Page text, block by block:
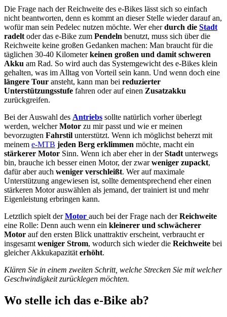
Die Frage nach der Reichweite des e-Bikes lässt sich so einfach
nicht beantworten, denn es kommt an dieser Stelle wieder darauf an,
wofür man sein Pedelec nutzen möchte. Wer eherdurch die Stadt
radeltoder das e-Bike zum Pendeln benutzt, muss sich über die
Reichweite keine großen Gedanken machen: Man braucht für die
täglichen 30-40 Kilometerkeinen großen und damit schweren
Akku am Rad. So wird auch das Systemgewicht des e-Bikes klein
gehalten, was im Alltag von Vorteil sein kann. Und wenn doch eine
längere Tour ansteht, kann man bei reduzierter
Unterstützungsstufe fahren oder auf einen Zusatzakku
zurückgreifen.
Bei der Auswahl des Antriebs sollte natürlich vorher überlegt
werden, welcherMotor zu mir passt und wie er meinen
bevorzugten Fahrstil unterstützt. Wenn ich möglichst beherzt mit
meinem e-MTB jeden Berg erklimmen möchte, macht ein
stärkerer Motor Sinn. Wenn ich aber eher in derStadtunterwegs
bin, brauche ich besser einen Motor, der zwarweniger zupackt,
dafür aber auch weniger verschleißt. Wer auf maximale
Unterstützung angewiesen ist, sollte dementsprechend eher einen
stärkeren Motor auswählen als jemand, der trainiert ist und mehr
Eigenleistung erbringen kann.
Letztlich spielt derMotor auch bei der Frage nach derReichweite
eine Rolle: Denn auch wenn ein kleinerer und schwächerer
Motor auf den ersten Blick unattraktiv erscheint, verbraucht er
insgesamtweniger Strom, wodurch sich wieder die Reichweite bei
gleicher Akkukapazitäterhöht.
Klären Sie in einem zweiten Schritt, welche Strecken Sie mit welcher
Geschwindigkeit zurücklegen möchten.
Wo stelle ich das e-Bike ab?